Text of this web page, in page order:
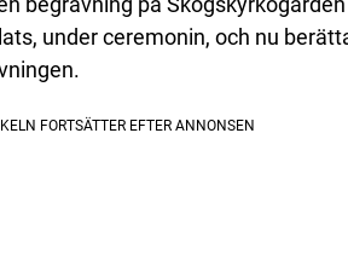
under ceremonin, och nu